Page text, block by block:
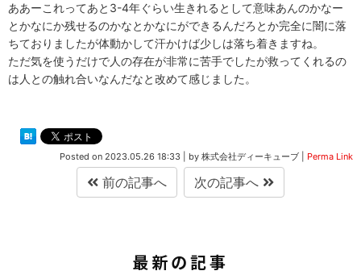
ああーこれってあと3-4年ぐらい生きれるとして意味あんのかなー
とかなにか残せるのかなとかなにができるんだろとか完全に闇に落
ちておりましたが体動かして汗かけば少しは落ち着きますね。
ただ気を使うだけで人の存在が非常に苦手でしたが救ってくれるの
は人との触れ合いなんだなと改めて感じました。
Posted on 2023.05.26 18:33 by 株式会社ディーキューブ Perma Link
前の記事へ 次の記事へ
最新の記事